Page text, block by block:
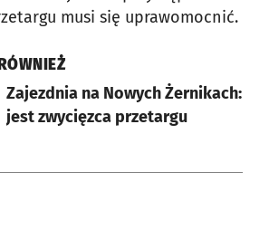
musi się uprawomocnić.
Zajezdnia na Nowych Żernikach:
jest zwycięzca przetargu